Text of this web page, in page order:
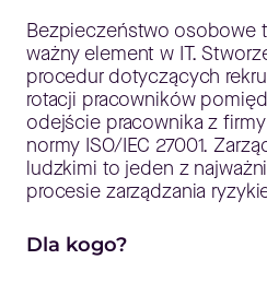
Bezpieczeństwo osobowe
ważny element w IT.
procedur dotyczących
rotacji pracowników
odejście pracownika z
normy ISO/IEC 27001.
ludzkimi to jeden z
procesie zarządzania
Dla kogo?